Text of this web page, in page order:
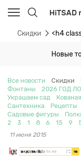
HiTSAD
Скидки <h4
Новые
Все новости Скидки
Фонтаны
2026 ГОД
Украшаем сад
Сантехника
Рецепты
Садовые фигуры
2
3 1 8 6 15 9
11 июня 2015